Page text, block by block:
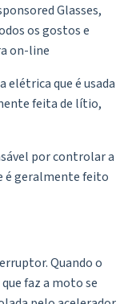
Glasses,
os gostos e
on-line
elétrica que é usada
feita de lítio,
por controlar a
é geralmente feito
Quando o
faz a moto se